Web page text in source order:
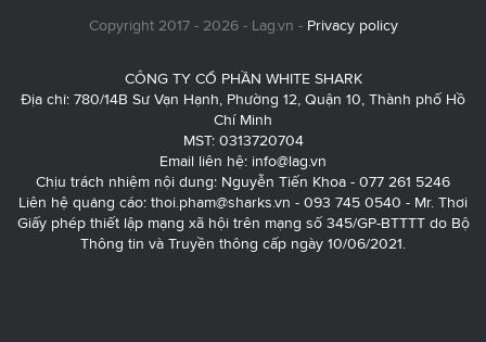
Copyright 2017 - 2026 - Lag.vn - Privacy policy
CÔNG TY CỔ PHẦN WHITE SHARK
Địa chỉ: 780/14B Sư Vạn Hạnh, Phường 12, Quận 10, Thành phố Hồ
Chí Minh
MST: 0313720704
Email liên hệ: info@lag.vn
Chịu trách nhiệm nội dung: Nguyễn Tiến Khoa - 077 261 5246
Liên hệ quảng cáo: thoi.pham@sharks.vn - 093 745 0540 - Mr. Thơi
Giấy phép thiết lập mạng xã hội trên mạng số 345/GP-BTTTT do Bộ
Thông tin và Truyền thông cấp ngày 10/06/2021.